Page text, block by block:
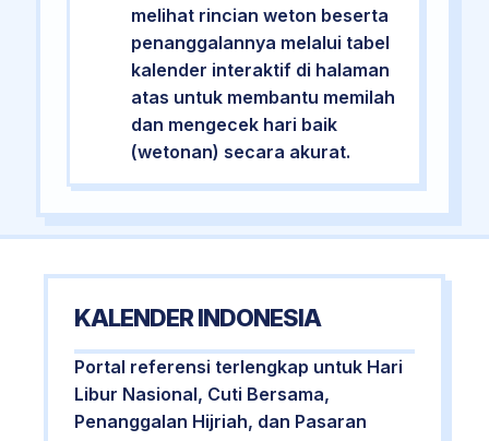
melihat rincian weton beserta
penanggalannya melalui tabel
kalender interaktif di halaman
atas untuk membantu memilah
dan mengecek hari baik
(wetonan) secara akurat.
KALENDER INDONESIA
Portal referensi terlengkap untuk Hari
Libur Nasional, Cuti Bersama,
Penanggalan Hijriah, dan Pasaran